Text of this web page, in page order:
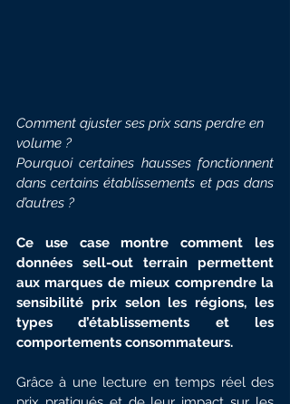
Comment ajuster ses prix sans perdre en
volume ?
Pourquoi certaines hausses fonctionnent
dans certains établissements et pas dans
d’autres ?
Ce use case montre comment les
données sell-out terrain permettent
aux marques de mieux comprendre la
sensibilité prix selon les régions, les
types d’établissements et les
comportements consommateurs.
Grâce à une lecture en temps réel des